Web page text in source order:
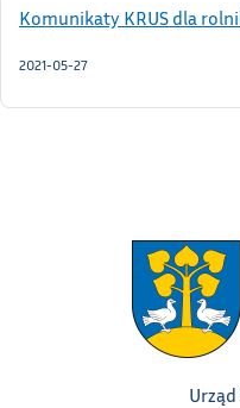
Komunikaty KRUS dla
2021-05-27